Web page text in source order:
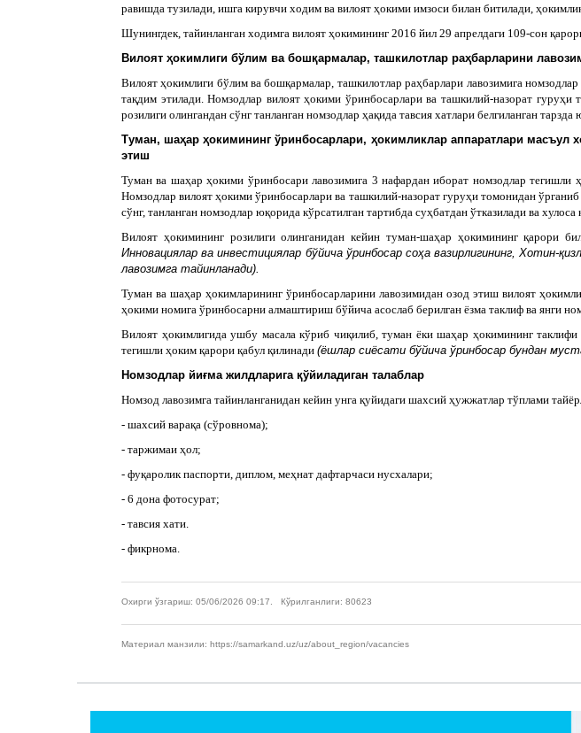
равишда тузилади, ишга кирувчи ходим ва вилоят ҳокими имзоси билан битилади,
Шунингдек, тайинланган ходимга вилоят ҳокимининг 2016 йил 29 апрелдаги 109-сон
Вилоят ҳокимлиги бўлим ва бошқармалар, ташкилотлар раҳбарларини
Вилоят ҳокимлиги бўлим ва бошқармалар, ташкилотлар раҳбарлари лавозимига
тақдим этилади. Номзодлар вилоят ҳокими ўринбосарлари ва ташкилий-назорат
розилиги олингандан сўнг танланган номзодлар ҳақида тавсия хатлари белгиланган
Туман, шаҳар ҳокимининг ўринбосарлари, ҳокимликлар аппаратлари
этиш
Туман ва шаҳар ҳокими ўринбосари лавозимига 3 нафардан иборат номзодлар
Номзодлар вилоят ҳокими ўринбосарлари ва ташкилий-назорат гуруҳи томонидан
сўнг, танланган номзодлар юқорида кўрсатилган тартибда суҳбатдан ўтказилади ва хулоса
Вилоят ҳокимининг розилиги олинганидан кейин туман-шаҳар ҳокимининг қарори
Инновациялар ва инвестициялар бўйича ўринбосар соҳа вазирлигининг, Хотин-
лавозимга тайинланади).
Туман ва шаҳар ҳокимларининг ўринбосарларини лавозимидан озод этиш вилоят
ҳокими номига ўринбосарни алмаштириш бўйича асослаб берилган ёзма таклиф ва янги
Вилоят ҳокимлигида ушбу масала кўриб чиқилиб, туман ёки шаҳар ҳокимининг
тегишли ҳоким қарори қабул қилинади (ёшлар сиёсати бўйича ўринбосар бундан
Номзодлар йиғма жилдларига қўйиладиган талаблар
Номзод лавозимга тайинланганидан кейин унга қуйидаги шахсий ҳужжатлар тўплами
- шахсий варақа (сўровнома);
- таржимаи ҳол;
- фуқаролик паспорти, диплом, меҳнат дафтарчаси нусхалари;
- 6 дона фотосурат;
- тавсия хати.
- фикрнома.
Охирги ўзгариш: 05/06/2026 09:17. Кўрилганлиги: 80623
Материал манзили: https://samarkand.uz/uz/about_region/vacancies